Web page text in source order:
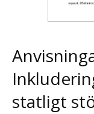
statligt